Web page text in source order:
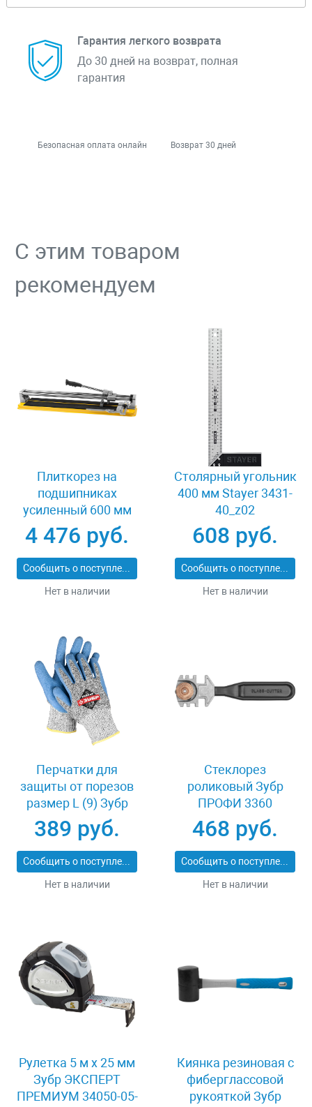
Гарантия легкого возврата
До 30 дней на возврат, полная
гарантия
Безопасная оплата онлайн Возврат 30 дней
С этим товаром
рекомендуем
Плиткорез на
подшипниках
усиленный 600 мм
Stayer PROFI 3318-60
4 476 руб.
Сообщить о поступлении
Нет в наличии
Столярный угольник
400 мм Stayer 3431-
40_z02
608 руб.
Сообщить о поступлении
Нет в наличии
Перчатки для
защиты от порезов
размер L (9) Зубр
11277-L
389 руб.
Сообщить о поступлении
Нет в наличии
Стеклорез
роликовый Зубр
ПРОФИ 3360
468 руб.
Сообщить о поступлении
Нет в наличии
Рулетка 5 м x 25 мм
Зубр ЭКСПЕРТ
ПРЕМИУМ 34050-05-
Киянка резиновая с
фиберглассовой
рукояткой Зубр